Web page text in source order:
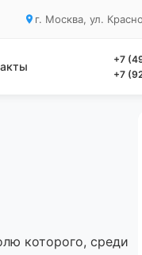
г. Москва, ул.
+7
+7
которого, среди